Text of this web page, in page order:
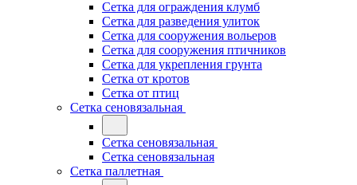
Сетка для ограждения клумб
Сетка для разведения улиток
Сетка для сооружения вольеров
Сетка для сооружения птичников
Сетка для укрепления грунта
Сетка от кротов
Сетка от птиц
Сетка сеновязальная
Сетка сеновязальная
Сетка сеновязальная
Сетка паллетная